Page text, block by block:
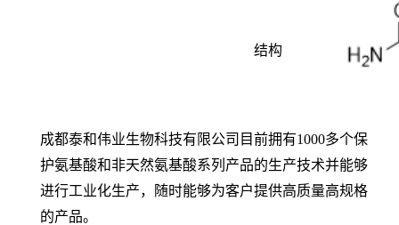
结构
成都泰和伟业生物科技有限公司目前拥有1000多个保
护氨基酸和非天然氨基酸系列产品的生产技术并能够
进行工业化生产，随时能够为客户提供高质量高规格
的产品。